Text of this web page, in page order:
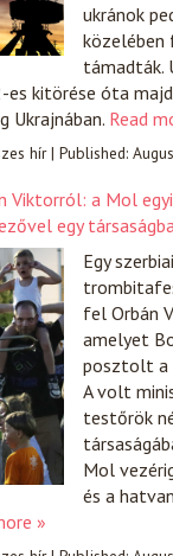
ukránok
közelében
támadták.
es kitörése óta
Ukrajnában. Read
hír|Published:
Viktorról: a Mol
egy
Egy szerbiai
fel Orbán
amelyet
posztolt a
A volt
testőrök
Mol
és a
»